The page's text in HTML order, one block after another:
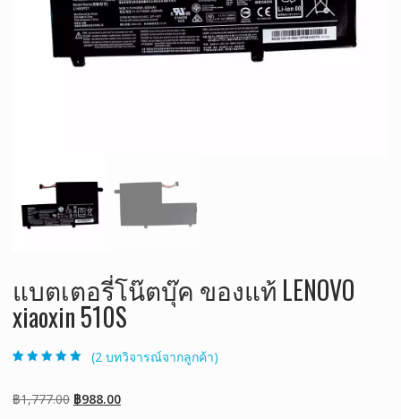
แบตเตอรี่โน๊ตบุ๊ค ของแท้ LENOVO
xiaoxin 510S
เต็มบนการให้
คะแนนของ
(2 บทวิจารณ์จากลูกค้า)
฿1,777.00 Original
฿988.00Current